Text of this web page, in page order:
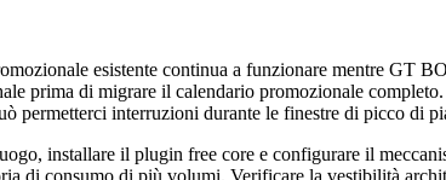
esistente continua a funzionare mentre GT
prima di migrare il calendario promozionale
permetterci interruzioni durante le finestre di picco di
installare il plugin free core e configurare il
di consumo di più volumi. Verificare la vestibilità